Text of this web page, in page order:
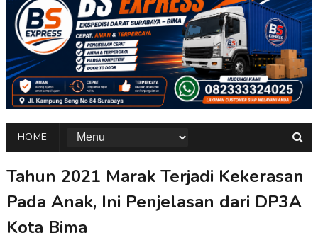
HOME
Tahun 2021 Marak Terjadi Kekerasan
Pada Anak, Ini Penjelasan dari DP3A
Kota Bima